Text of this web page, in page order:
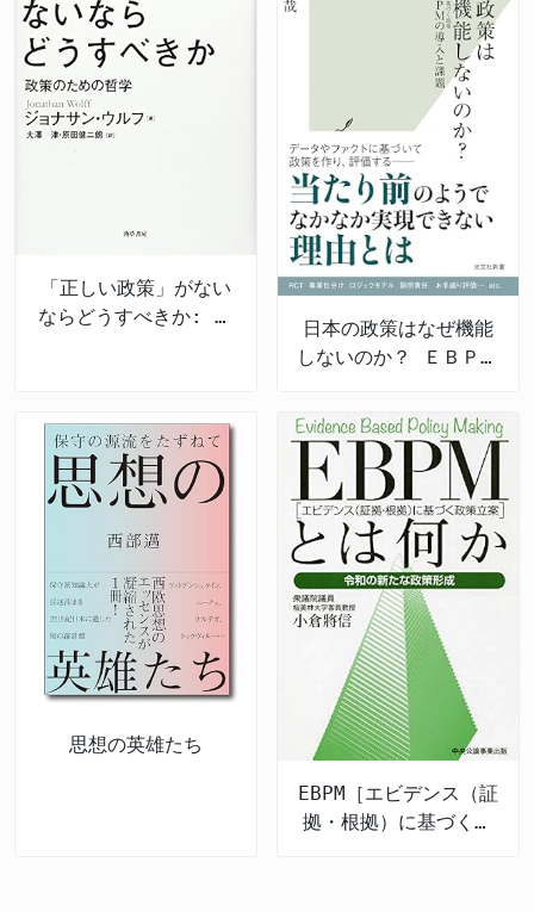
「正しい政策」がない
ならどうすべきか: 政
日本の政策はなぜ機能
しないのか？ ＥＢＰＭ
思想の英雄たち
EBPM［エビデンス（証
拠・根拠）に基づく政